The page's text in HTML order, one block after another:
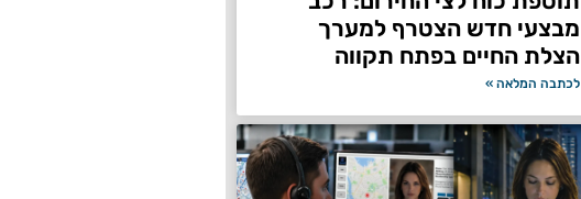
מבצעי חדש הצטרף למערך
הצלת החיים בפתח תקווה
לכתבה המלאה »